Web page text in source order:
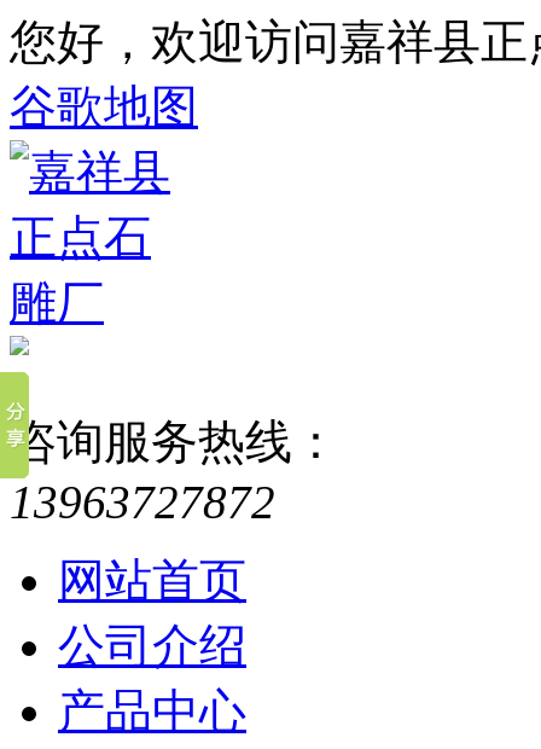
您好，欢迎访问嘉祥县
谷歌地图
咨询服务热线：
13963727872
网站首页
公司介绍
产品中心